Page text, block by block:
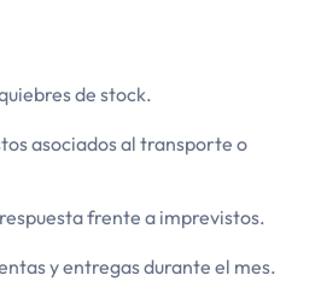
de stock.
asociados al transporte o
frente a imprevistos.
y entregas durante el mes.